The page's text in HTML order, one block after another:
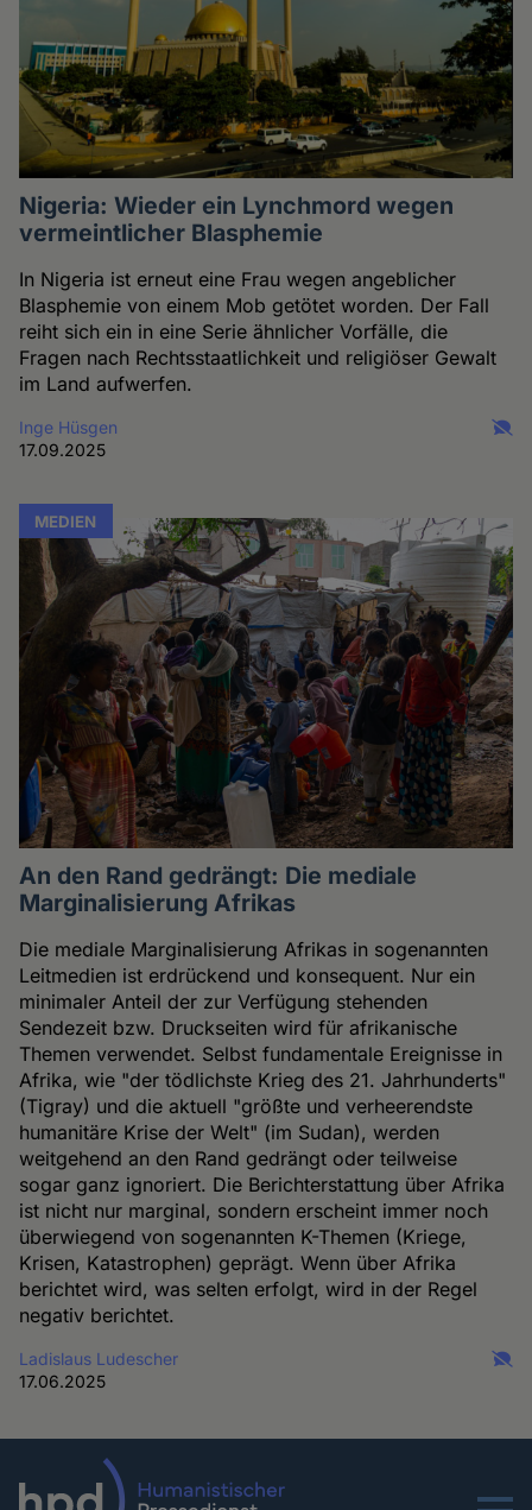
Nigeria: Wieder ein Lynchmord wegen
vermeintlicher Blasphemie
In Nigeria ist erneut eine Frau wegen angeblicher
Blasphemie von einem Mob getötet worden. Der Fall
reiht sich ein in eine Serie ähnlicher Vorfälle, die
Fragen nach Rechtsstaatlichkeit und religiöser Gewalt
im Land aufwerfen.
Inge Hüsgen
17.09.2025
MEDIEN
An den Rand gedrängt: Die mediale
Marginalisierung Afrikas
Die mediale Marginalisierung Afrikas in sogenannten
Leitmedien ist erdrückend und konsequent. Nur ein
minimaler Anteil der zur Verfügung stehenden
Sendezeit bzw. Druckseiten wird für afrikanische
Themen verwendet. Selbst fundamentale Ereignisse in
Afrika, wie "der tödlichste Krieg des 21. Jahrhunderts"
(Tigray) und die aktuell "größte und verheerendste
humanitäre Krise der Welt" (im Sudan), werden
weitgehend an den Rand gedrängt oder teilweise
sogar ganz ignoriert. Die Berichterstattung über Afrika
ist nicht nur marginal, sondern erscheint immer noch
überwiegend von sogenannten K-Themen (Kriege,
Krisen, Katastrophen) geprägt. Wenn über Afrika
berichtet wird, was selten erfolgt, wird in der Regel
negativ berichtet.
Ladislaus Ludescher
17.06.2025